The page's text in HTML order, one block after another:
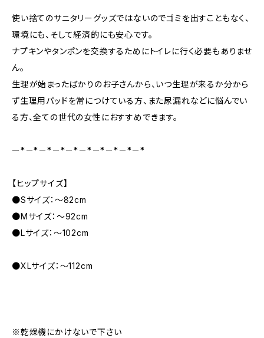
使い捨てのサニタリーグッズではないのでゴミを出すこともなく、
環境にも、そして経済的にも安心です。
ナプキンやタンポンを交換するためにトイレに行く必要もありませ
ん。
生理が始まったばかりのお子さんから、いつ生理が来るか分から
ず生理用パッドを常につけている方、また尿漏れなどに悩んでい
る方、全ての世代の女性におすすめできます。
ー*－*－*－*－*－*－*－*－*－*
【ヒップサイズ】
●Sサイズ：〜82cm
●Mサイズ：〜92cm
●Lサイズ：〜102cm
●XLサイズ：〜112cm
※乾燥機にかけないで下さい